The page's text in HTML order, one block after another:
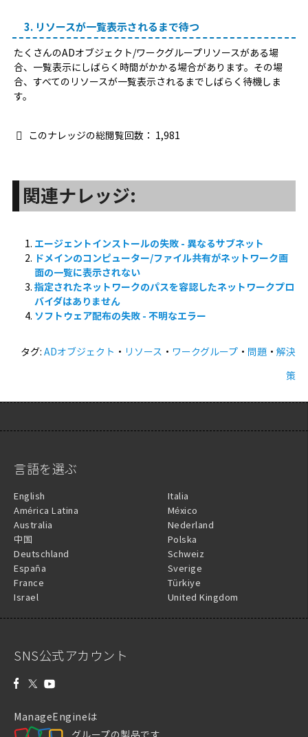
3. リソースが一覧表示されるまで待つ
たくさんのADオブジェクト/ワークグループリソースがある場
合、一覧表示にしばらく時間がかかる場合があります。その場
合、すべてのリソースが一覧表示されるまでしばらく待機しま
す。
このナレッジの総閲覧回数： 1,981
関連ナレッジ:
エージェントインストールの失敗 - 異なるサブネット
ドメインのコンピューター/ファイル共有がネットワーク画
面の一覧に表示されない
指定されたネットワークのパスを容認したネットワークプロ
バイダはありません
ソフトウェア配布の失敗 - 不明なエラー
タグ:ADオブジェクト ・ リソース ・ ワークグループ ・ 問題 ・解決
策
言語を選ぶ
English
América Latina
Australia
中国
Deutschland
España
France
Israel
Italia
México
Nederland
Polska
Schweiz
Sverige
Türkiye
United Kingdom
SNS公式アカウント
ManageEngineは
グループの製品です